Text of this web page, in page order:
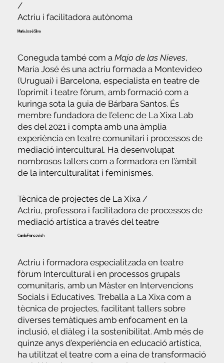
/
Actriu i facilitadora autònoma
María José Silva
Coneguda també com a Majo de las Nieves,
María José és una actriu formada a Montevideo
(Uruguai) i Barcelona, especialista en teatre de
l’oprimit i teatre fòrum, amb formació com a
kuringa sota la guia de Bárbara Santos. És
membre fundadora de l’elenc de La Xixa Lab
des del 2021 i compta amb una àmplia
experiència en teatre comunitari i processos de
mediació intercultural. Ha desenvolupat
nombrosos tallers com a formadora en l’àmbit
de la interculturalitat i feminismes.
Tècnica de projectes de La Xixa /
Actriu, professora i facilitadora de processos de
mediació artística a través del teatre
Camila Francovish
Actriu i formadora especialitzada en teatre
fòrum Intercultural i en processos grupals
comunitaris, amb un Màster en Intervencions
Socials i Educatives. Treballa a La Xixa com a
tècnica de projectes, facilitant tallers sobre
diverses temàtiques amb enfocament en la
inclusió, el diàleg i la sostenibilitat. Amb més de
quinze anys d’experiència en educació artística,
ha utilitzat el teatre com a eina de transformació